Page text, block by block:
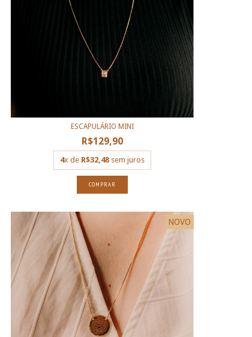
ESCAPULÁRIO MINI
R$129,90
4x de R$32,48sem juros
COMPRAR
NOVO